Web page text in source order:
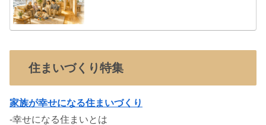
住まいづくり特集
家族が幸せになる住まいづくり
-幸せになる住まいとは